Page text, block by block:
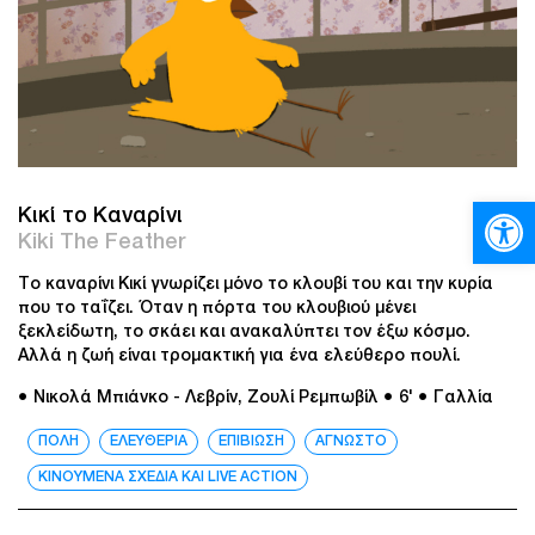
Κικί το Καναρίνι
Kiki The Feather
Το καναρίνι Κικί γνωρίζει μόνο το κλουβί του και την κυρία
που το ταΐζει. Όταν η πόρτα του κλουβιού μένει
ξεκλείδωτη, το σκάει και ανακαλύπτει τον έξω κόσμο.
Αλλά η ζωή είναι τρομακτική για ένα ελεύθερο πουλί.
● Νικολά Μπιάνκο - Λεβρίν, Ζουλί Ρεμπωβίλ ● 6' ● Γαλλία
ΠΟΛΗ ΕΛΕΥΘΕΡΙΑ ΕΠΙΒΙΩΣΗ ΑΓΝΩΣΤΟ
ΚΙΝΟΥΜΕΝΑ ΣΧΕΔΙΑ ΚΑΙ LIVE ACTION